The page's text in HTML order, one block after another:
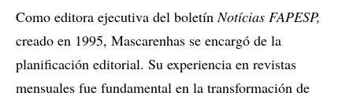
Como editora ejecutiva del boletínNotícias FAPESP,
creado en 1995, Mascarenhas se encargó de la
planificación editorial. Su experiencia en revistas
mensuales fue fundamental en la transformación de